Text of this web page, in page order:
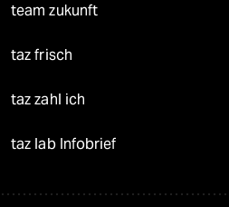
team zukunft
taz frisch
taz zahl ich
taz lab Infobrief